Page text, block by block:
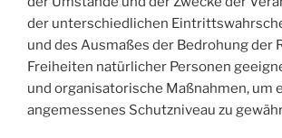
der unterschiedlichen
und des Ausmaßes der Bedrohung der
Freiheiten natürlicher Personen
und organisatorische Maßnahmen, um
angemessenes Schutzniveau zu